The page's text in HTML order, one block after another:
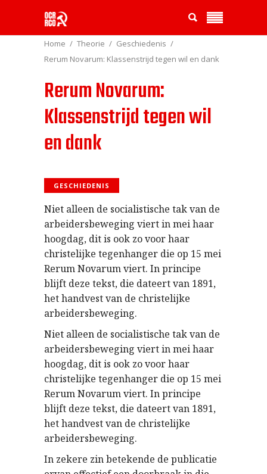
Home Theorie
Geschiedenis
Rerum Novarum: Klassenstrijd tegen wil en dank
Rerum Novarum:
Klassenstrijd tegen wil
en dank
GESCHIEDENIS
Niet alleen de socialistische tak van de
arbeidersbeweging viert in mei haar
hoogdag, dit is ook zo voor haar
christelijke tegenhanger die op 15 mei
Rerum Novarum viert. In principe
blijft deze tekst, die dateert van 1891,
het handvest van de christelijke
arbeidersbeweging.
Niet alleen de socialistische tak van de
arbeidersbeweging viert in mei haar
hoogdag, dit is ook zo voor haar
christelijke tegenhanger die op 15 mei
Rerum Novarum viert. In principe
blijft deze tekst, die dateert van 1891,
het handvest van de christelijke
arbeidersbeweging.
In zekere zin betekende de publicatie